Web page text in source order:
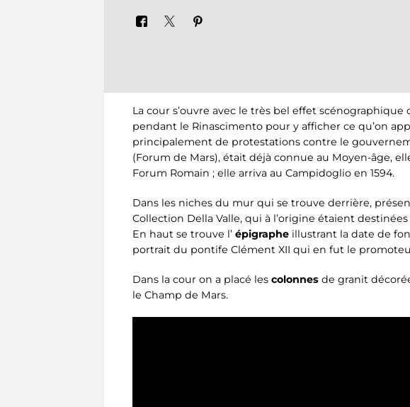
La cour s’ouvre avec le très bel effet scénographique
pendant le Rinascimento pour y afficher ce qu’on
principalement de protestations contre le
(Forum de Mars), était déjà connue au Moyen-âge,
Forum Romain ; elle arriva au Campidoglio en 1594.
Dans les niches du mur qui se trouve derrière,
Collection Della Valle, qui à l’origine étaient
En haut se trouve l’ épigraphe illustrant la date de
portrait du pontife Clément XII qui en fut le
Dans la cour on a placé les colonnes de granit
le Champ de Mars.